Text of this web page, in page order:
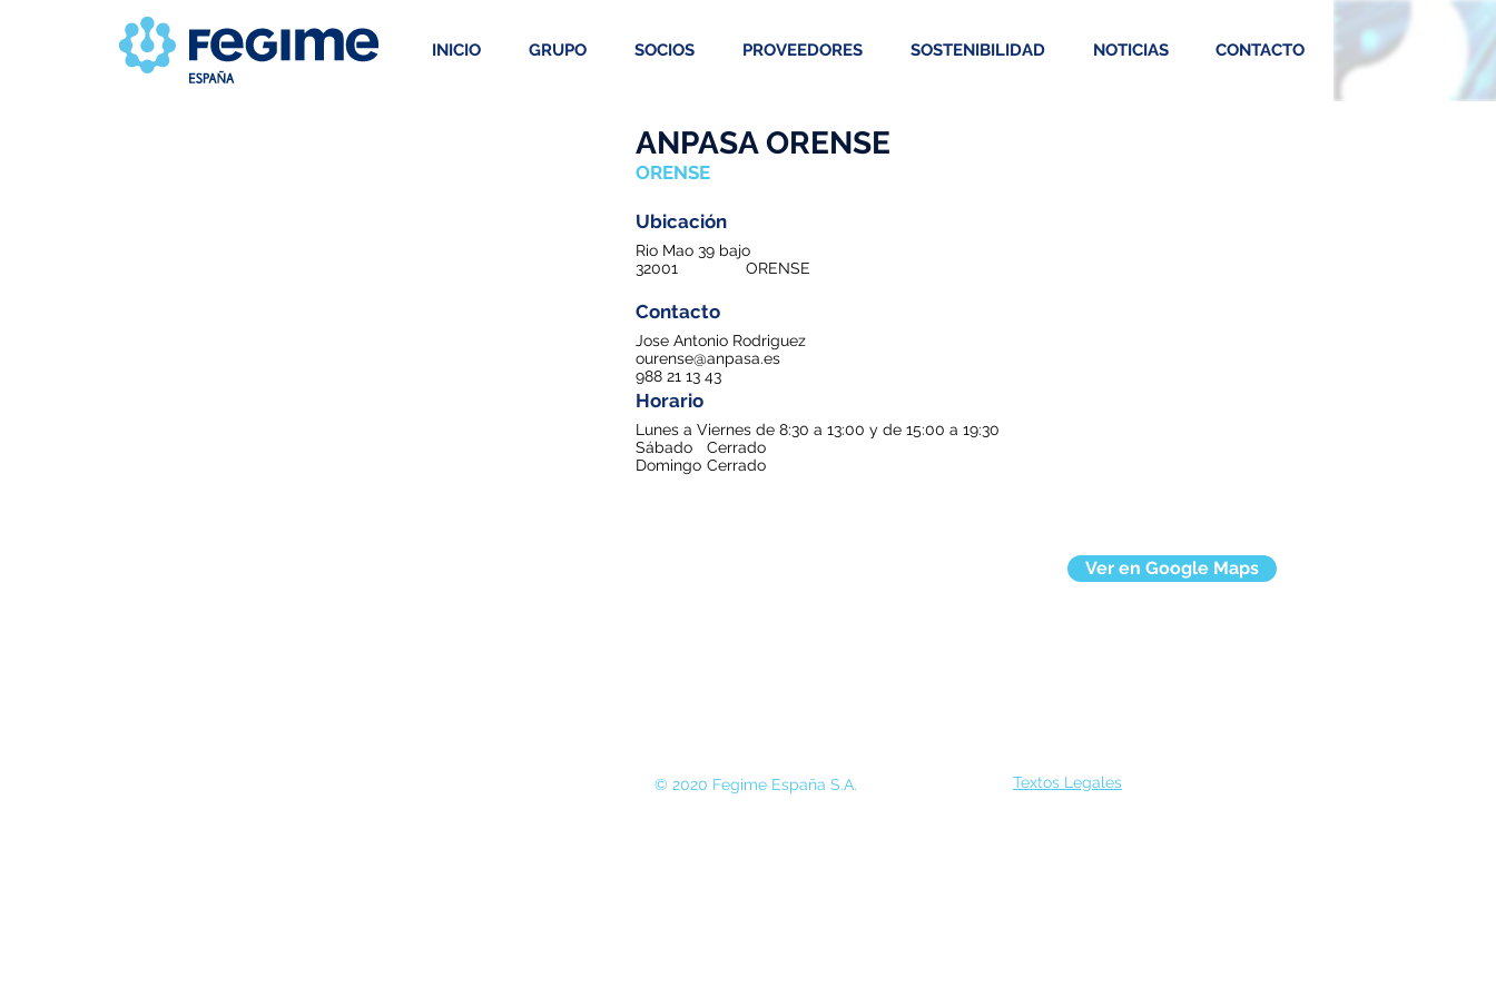
INICIO GRUPO SOCIOS PROVEEDORES SOSTENIBILIDAD NOTICIAS CONTACTO
ANPASA ORENSE
ORENSE
Ubicación
Rio Mao 39 bajo
32001
ORENSE
Contacto
Jose Antonio Rodriguez
ourense@anpasa.es
988 21 13 43
Horario
Lunes a Viernes de 8:30 a 13:00 y de 15:00 a 19:30
Cerrado
Sábado
Cerrado
Domingo
Ver en Google Maps
© 2020 Fegime España S.A. Textos Legales